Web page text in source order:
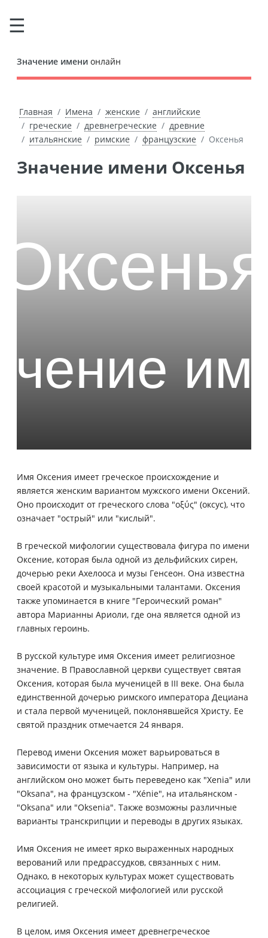
Значение имени онлайн
Главная Имена женские
английские
греческие
древнегреческие
древние
итальянские
римские французские Оксенья
Значение имени Оксенья
Имя Оксения имеет греческое происхождение и
является женским вариантом мужского имени Оксений.
Оно происходит от греческого слова "οξύς" (оксус), что
означает "острый" или "кислый".
В греческой мифологии существовала фигура по имени
Оксение, которая была одной из дельфийских сирен,
дочерью реки Ахелооса и музы Генсеон. Она известна
своей красотой и музыкальными талантами. Оксения
также упоминается в книге "Героический роман"
автора Марианны Ариоли, где она является одной из
главных героинь.
В русской культуре имя Оксения имеет религиозное
значение. В Православной церкви существует святая
Оксения, которая была мученицей в III веке. Она была
единственной дочерью римского императора Дециана
и стала первой мученицей, поклонявшейся Христу. Ее
святой праздник отмечается 24 января.
Перевод имени Оксения может варьироваться в
зависимости от языка и культуры. Например, на
английском оно может быть переведено как "Xenia" или
"Oksana", на французском - "Xénie", на итальянском -
"Oksana" или "Oksenia". Также возможны различные
варианты транскрипции и переводы в других языках.
Имя Оксения не имеет ярко выраженных народных
верований или предрассудков, связанных с ним.
Однако, в некоторых культурах может существовать
ассоциация с греческой мифологией или русской
религией.
В целом, имя Оксения имеет древнегреческое